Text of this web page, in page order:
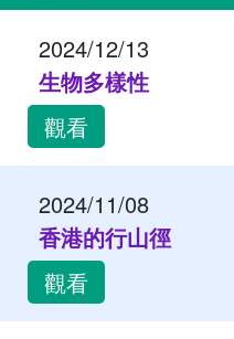
2024/12/13
生物多樣性
觀看
2024/11/08
香港的行山徑
觀看